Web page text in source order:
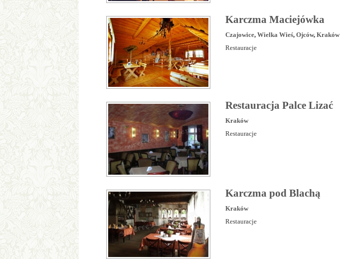
Karczma Maciejówka
Czajowice, Wielka Wieś, Ojców, Kraków
Restauracje
Restauracja Palce Lizać
Kraków
Restauracje
Karczma pod Blachą
Kraków
Restauracje